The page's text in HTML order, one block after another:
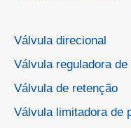
Válvula direcional
Válvula reguladora de
Válvula de retenção
Válvula limitadora de